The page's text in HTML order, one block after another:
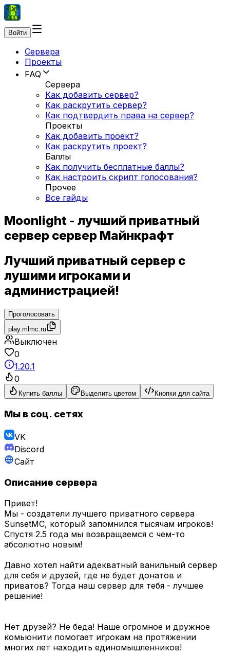
Войти
Сервера
Проекты
FAQ
Сервера
Как добавить сервер?
Как раскрутить сервер?
Как подтвердить права на сервер?
Проекты
Как добавить проект?
Как раскрутить проект?
Баллы
Как получить бесплатные баллы?
Как настроить скрипт голосования?
Прочее
Все гайды
Moonlight - лучший приватный
сервер сервер Майнкрафт
Лучший приватный сервер с
лушими игроками и
администрацией!
Проголосовать
play.mlmc.ru
Выключен
0
1.20.1
0
Купить баллы Выделить цветом Кнопки для сайта
Мы в соц. сетях
VK
Discord
Сайт
Описание сервера
Привет!
Мы - создатели лучшего приватного сервера
SunsetMC, который запомнился тысячам игроков!
Спустя 2.5 года мы возвращаемся с чем-то
абсолютно новым!
Давно хотел найти адекватный ванильный сервер
для себя и друзей, где не будет донатов и
приватов? Тогда наш сервер для тебя - лучшее
решение!
Нет друзей? Не беда! Наше огромное и дружное
комьюнити помогает игрокам на протяжении
многих лет находить единомышленников!